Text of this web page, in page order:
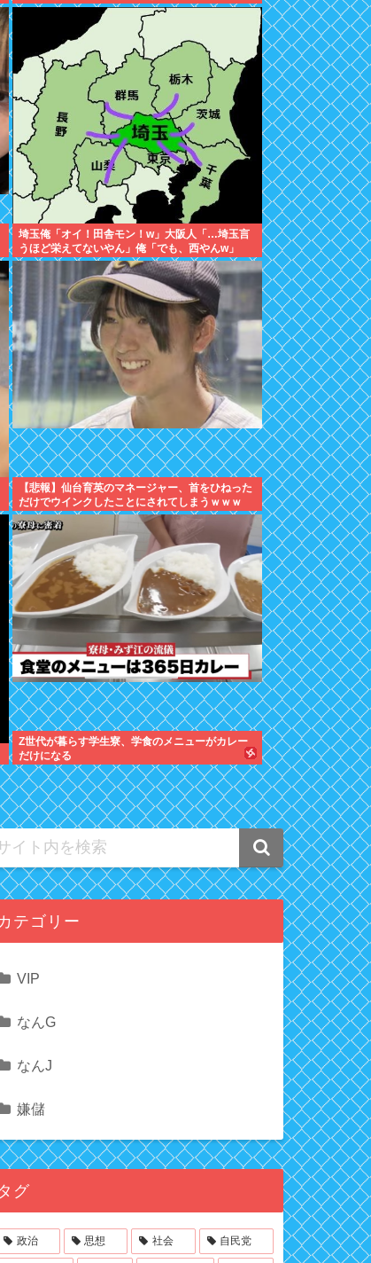
埼玉俺「オイ！田舎モン！w」大阪人「…埼玉言
うほど栄えてないやん」俺「でも、西やんw」
【悲報】仙台育英のマネージャー、首をひねった
だけでウインクしたことにされてしまうｗｗｗ
Z世代が暮らす学生寮、学食のメニューがカレー
だけになる
テゴリー
VIP
なんG
なんJ
嫌儲
グ
政治 思想 社会 自民党